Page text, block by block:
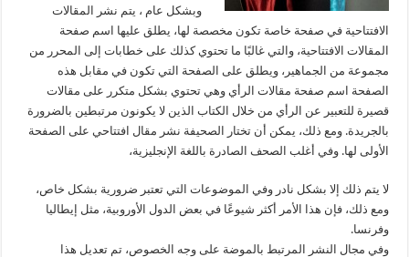
وبشكل عام ، يتم نشر المقالات
الافتتاحية في صفحة خاصة تكون مخصصة لها، يطلق عليها اسم صفحة
المقالات الافتتاحية، والتي غالبًا ما تحتوي كذلك على خطابات إلى المحرر من
مجموعة من الجماهير، ويطلق على الصفحة التي تكون في مقابل هذه
الصفحة اسم صفحة مقالات الرأي وهي تحتوي بشكل متكرر على مقالات
قصيرة للتعبير عن الرأي من خلال الكتاب الذين لا يكونون مرتبطين بالضرورة
بالجريدة. ومع ذلك، يمكن أن تختار الصحيفة نشر مقال افتتاحي على الصفحة
الأولى لها. وفي أغلب الصحف الصادرة باللغة الإنجليزية،
لا يتم ذلك إلا بشكل نادر وفي الموضوعات التي تعتبر ضرورية بشكل خاص،
ومع ذلك، فإن هذا الأمر أكثر شيوعًا في بعض الدول الأوروبية، مثل إيطاليا
وفرنسا.
وفي مجال النشر المرتبط بالموضة على وجه الخصوص، تم تعديل هذا